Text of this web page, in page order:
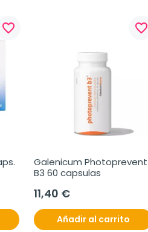
favorite_border favorite_border
Galenicum Photoprevent
B3 60 capsulas
11,40 €
Añadir al carrito